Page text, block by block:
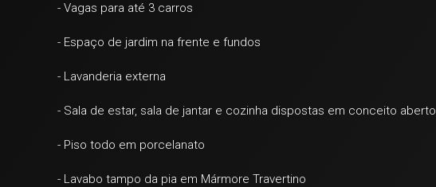
- Vagas para até 3 carros
- Espaço de jardim na frente e fundos
- Lavanderia externa
- Sala de estar, sala de jantar e cozinha dispostas em conceito aberto
- Piso todo em porcelanato
- Lavabo tampo da pia em Mármore Travertino